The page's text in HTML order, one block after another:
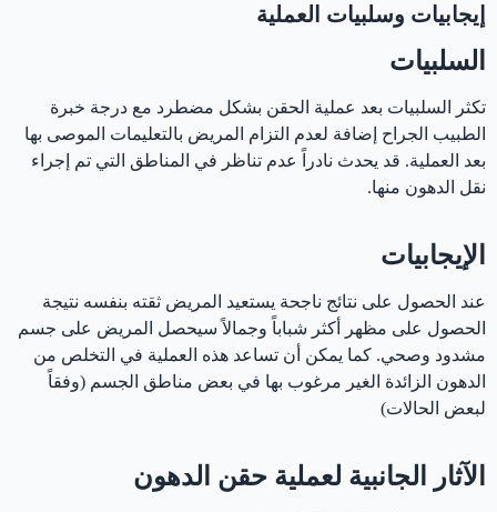
إيجابيات وسلبيات العملية
السلبيات
تكثر السلبيات بعد عملية الحقن بشكل مضطرد مع درجة خبرة
الطبيب الجراح إضافة لعدم التزام المريض بالتعليمات الموصى بها
بعد العملية. قد يحدث نادراً عدم تناظر في المناطق التي تم إجراء
نقل الدهون منها.
الإيجابيات
عند الحصول على نتائج ناجحة يستعيد المريض ثقته بنفسه نتيجة
الحصول على مظهر أكثر شباباً وجمالاً سيحصل المريض على جسم
مشدود وصحي. كما يمكن أن تساعد هذه العملية في التخلص من
الدهون الزائدة الغير مرغوب بها في بعض مناطق الجسم (وفقاً
لبعض الحالات)
‏الآثار الجانبية لعملية حقن الدهون